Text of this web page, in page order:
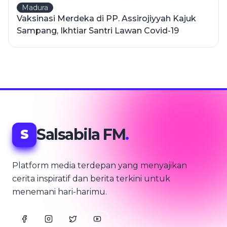
Madura
Vaksinasi Merdeka di PP. Assirojiyyah Kajuk
Sampang, Ikhtiar Santri Lawan Covid-19
S Salsabila FM.
Platform media terdepan yang menyajikan
cerita inspiratif dan berita terkini untuk
menemani hari-harimu.